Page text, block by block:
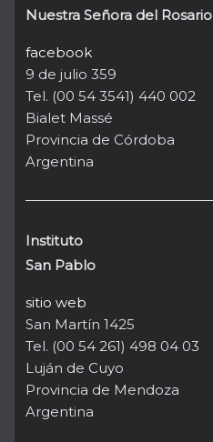
Nuestra Señora del Rosario
facebook
9 de julio 359
Tel. (00 54 3541) 440 002
Bialet Massé
Provincia de Córdoba
Argentina
Instituto
San Pablo
sitio web
San Martín 1425
Tel. (00 54 261) 498 04 03
Luján de Cuyo
Provincia de Mendoza
Argentina